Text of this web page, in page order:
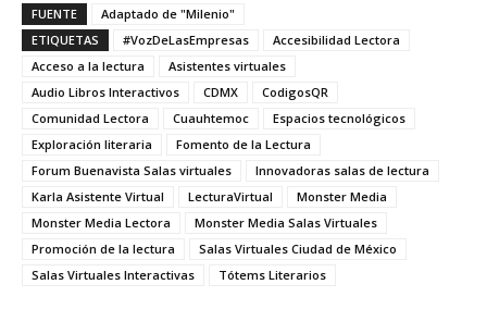
FUENTE
Adaptado de "Milenio"
ETIQUETAS
#VozDeLasEmpresas
Accesibilidad Lectora
Acceso a la lectura
Asistentes virtuales
Audio Libros Interactivos
CDMX
CodigosQR
Comunidad Lectora
Cuauhtemoc
Espacios tecnológicos
Exploración literaria
Fomento de la Lectura
Forum Buenavista Salas virtuales
Innovadoras salas de lectura
Karla Asistente Virtual
LecturaVirtual
Monster Media
Monster Media Lectora
Monster Media Salas Virtuales
Promoción de la lectura
Salas Virtuales Ciudad de México
Salas Virtuales Interactivas
Tótems Literarios